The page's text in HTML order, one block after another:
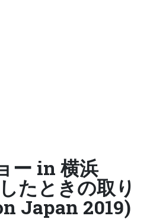
ー in 横浜
たときの取り
Japan 2019)